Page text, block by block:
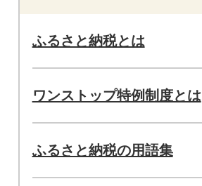
ふるさと納税とは
ワンストップ特例制度とは
ふるさと納税の用語集